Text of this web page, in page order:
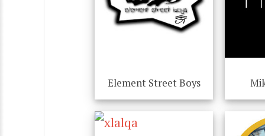
Element Street Boys